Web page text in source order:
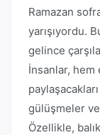
Ramazan
yarışıyordu.
gelince
İnsanlar, hem
gülüşmeler
Özellikle,